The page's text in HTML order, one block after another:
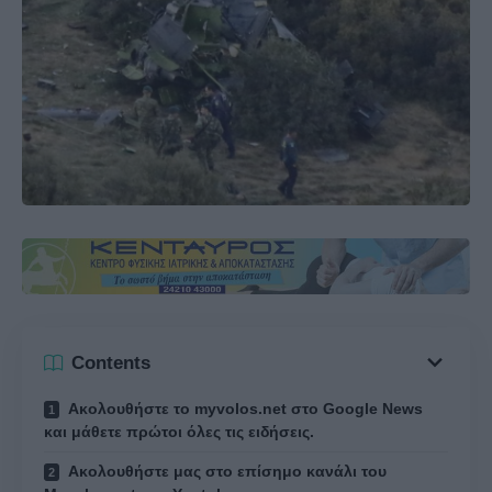
Contents
Ακολουθήστε το myvolos.net στο Google News
και μάθετε πρώτοι όλες τις ειδήσεις.
Ακολουθήστε μας στο επίσημο κανάλι του